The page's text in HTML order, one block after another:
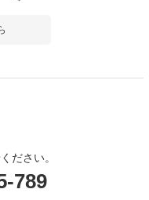
ださい。
789